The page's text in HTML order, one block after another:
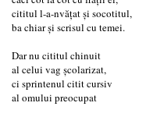
cititul l-a-nvățat și socotitul,
ba chiar și scrisul cu temei.
Dar nu cititul chinuit
al celui vag școlarizat,
ci sprintenul citit cursiv
al omului preocupat